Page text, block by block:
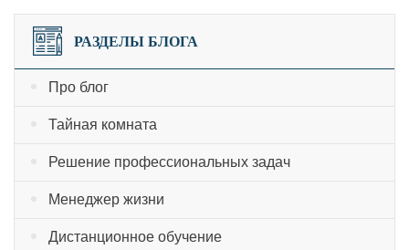
РАЗДЕЛЫ БЛОГА
Про блог
Тайная комната
Решение профессиональных задач
Менеджер жизни
Дистанционное обучение